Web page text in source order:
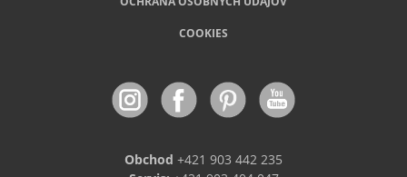
COOKIES
Obchod +421 903 442 235